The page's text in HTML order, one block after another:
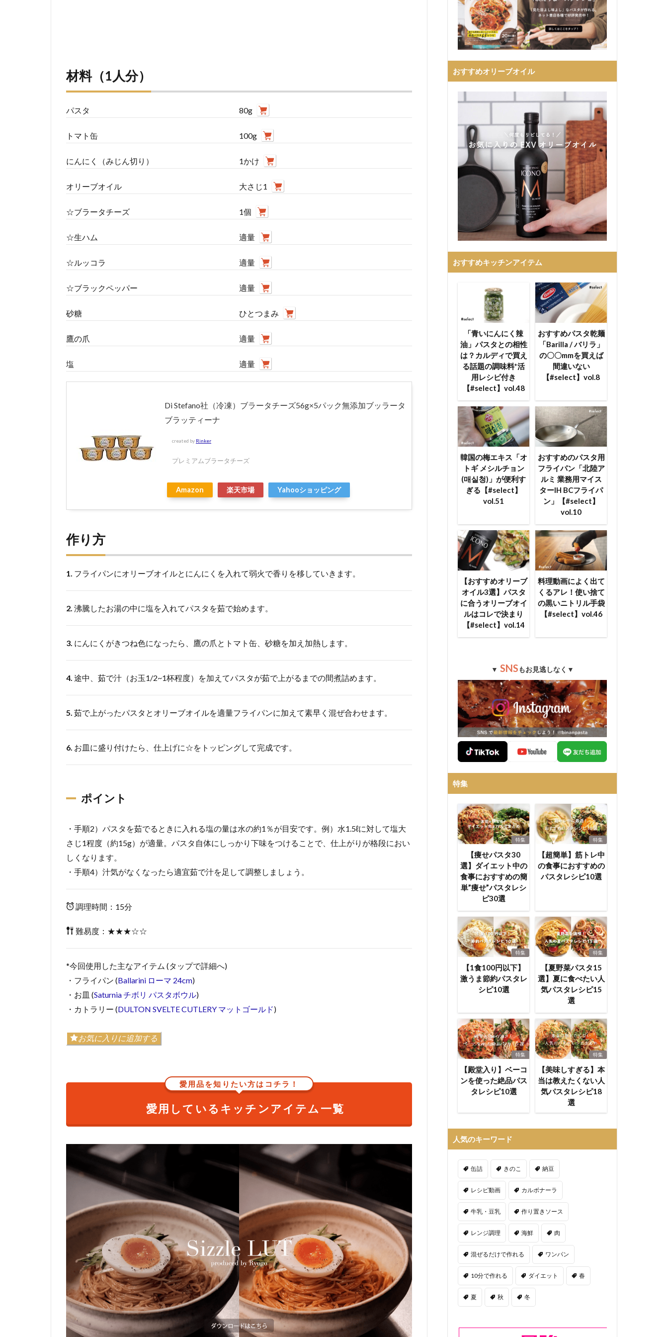
材料（1人分）
パスタ 80g
トマト缶 100g
にんにく（みじん切り） 1かけ
オリーブオイル 大さじ1
☆ブラータチーズ 1個
☆生ハム 適量
☆ルッコラ 適量
☆ブラックペッパー 適量
砂糖 ひとつまみ
鷹の爪 適量
塩 適量
Di Stefano社（冷凍）ブラータチーズ56g×5パック無添加ブッラータ
ブラッティーナ
created by Rinker
プレミアムブラータチーズ
Amazon 楽天市場 Yahooショッピング
作り方
1. フライパンにオリーブオイルとにんにくを入れて弱火で香りを移していきます。
2. 沸騰したお湯の中に塩を入れてパスタを茹で始めます。
3. にんにくがきつね色になったら、鷹の爪とトマト缶、砂糖を加え加熱します。
4. 途中、茹で汁（お玉1/2~1杯程度）を加えてパスタが茹で上がるまでの間煮詰めます。
5. 茹で上がったパスタとオリーブオイルを適量フライパンに加えて素早く混ぜ合わせます。
6. お皿に盛り付けたら、仕上げに☆をトッピングして完成です。
ポイント
・手順2）パスタを茹でるときに入れる塩の量は水の約1％が目安です。例）水1.5ℓに対して塩大
さじ1程度（約15g）が適量。パスタ自体にしっかり下味をつけることで、仕上がりが格段におい
しくなります。
・手順4）汁気がなくなったら適宜茹で汁を足して調整しましょう。
調理時間：15分
難易度：★★★☆☆
*今回使用した主なアイテム (タップで詳細へ)
・フライパン (Ballarini ローマ 24cm)
・お皿 (Saturnia チボリ パスタボウル)
・カトラリー (DULTON SVELTE CUTLERY マットゴールド)
お気に入りに追加する
愛用品を知りたい方はコチラ！
愛用しているキッチンアイテム一覧
おすすめオリーブオイル
おすすめキッチンアイテム
「青いにんにく辣
油」パスタとの相性
は？カルディで買え
る話題の調味料*活
用レシピ付き
【#select】vol.48
おすすめパスタ乾麺
「Barilla / バリラ」
の〇〇mmを買えば
間違いない
【#select】vol.8
韓国の梅エキス「オ
トギ メシルチョン
(매실청)」が便利す
ぎる【#select】
vol.51
おすすめのパスタ用
フライパン「北陸ア
ルミ 業務用マイス
ターIH BCフライパ
ン」【#select】
vol.10
【おすすめオリーブ
オイル3選】パスタ
に合うオリーブオイ
ルはコレで決まり
【#select】vol.14
料理動画によく出て
くるアレ！使い捨て
の黒いニトリル手袋
【#select】vol.46
▼ SNSもお見逃しなく▼
特集
特集
【痩せパスタ30
選】ダイエット中の
食事におすすめの簡
単”痩せ”パスタレシ
ピ30選
特集
【超簡単】筋トレ中
の食事におすすめの
パスタレシピ10選
特集
【1食100円以下】
激うま節約パスタレ
シピ10選
特集
【夏野菜パスタ15
選】夏に食べたい人
気パスタレシピ15
選
特集
【殿堂入り】ベーコ
ンを使った絶品パス
タレシピ10選
特集
【美味しすぎる】本
当は教えたくない人
気パスタレシピ18
選
人気のキーワード
缶詰 きのこ 納豆
レシピ動画 カルボナーラ
牛乳・豆乳 作り置きソース
レンジ調理 海鮮 肉
混ぜるだけで作れる ワンパン
10分で作れる ダイエット 春
夏 秋 冬